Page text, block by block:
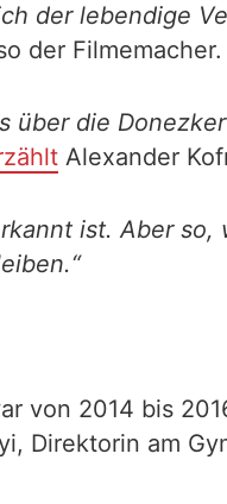
der lebendige
der Filmemacher.
über die
Alexander
ist. Aber
von 2014 bis
Direktorin am